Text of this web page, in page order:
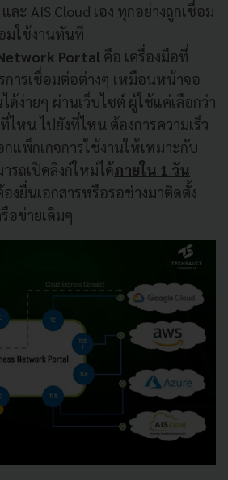
ละ AIS Cloud เอง ทุกอย่างถูกเชื่อม
มใช้งานทันที
Portal คือ เครื่องมือที่
การเชื่อมต่อต่างๆ เหมือนหน้าจอ
ด้ง่ายๆ ผ่านเว็บไซต์ ผู้ใช้แค่เลือกว่า
ไหน ไปยังที่ไหน ต้องการความเร็ว
แพ็กเกจการใช้งานให้เหมาะกับ
รถเปิดลิงก์ใหม่ได้ภายใน 1 วัน
องยื่นเอกสารหรือรอช่างมาติดตั้ง
อข่ายเดิมๆ